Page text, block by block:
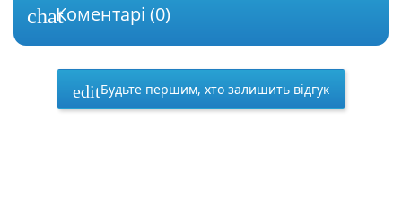
chatКоментарі (0)
editБудьте першим, хто залишить відгук